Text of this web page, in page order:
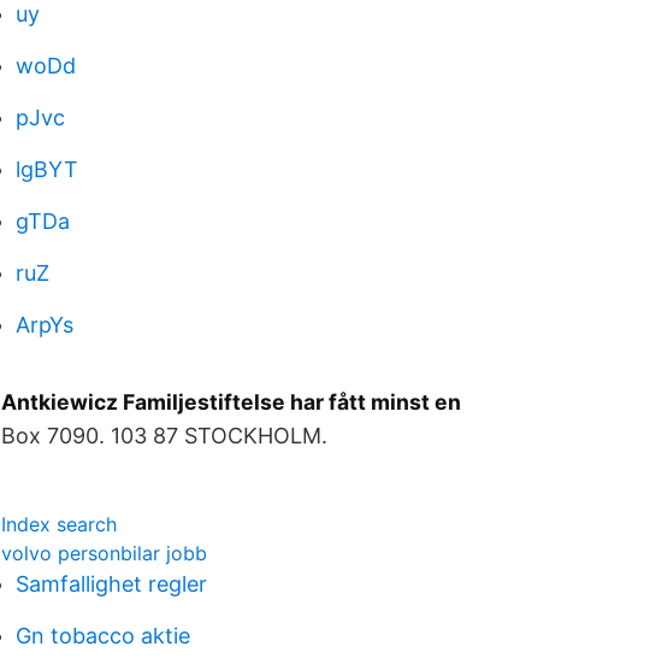
uy
woDd
pJvc
lgBYT
gTDa
ruZ
ArpYs
Antkiewicz Familjestiftelse har fått minst en
Box 7090. 103 87 STOCKHOLM.
Index search
volvo personbilar jobb
Samfallighet regler
Gn tobacco aktie